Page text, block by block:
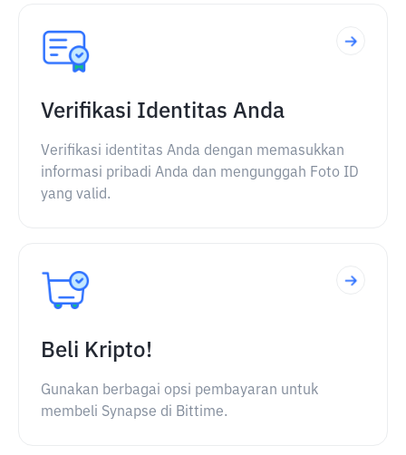
Verifikasi Identitas Anda
Verifikasi identitas Anda dengan memasukkan
informasi pribadi Anda dan mengunggah Foto ID
yang valid.
Beli Kripto!
Gunakan berbagai opsi pembayaran untuk
membeli Synapse di Bittime.